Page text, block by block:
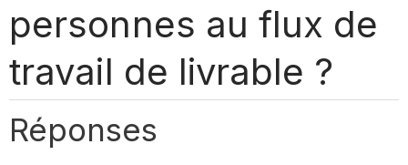
personnes au flux de
travail de livrable ?
Réponses